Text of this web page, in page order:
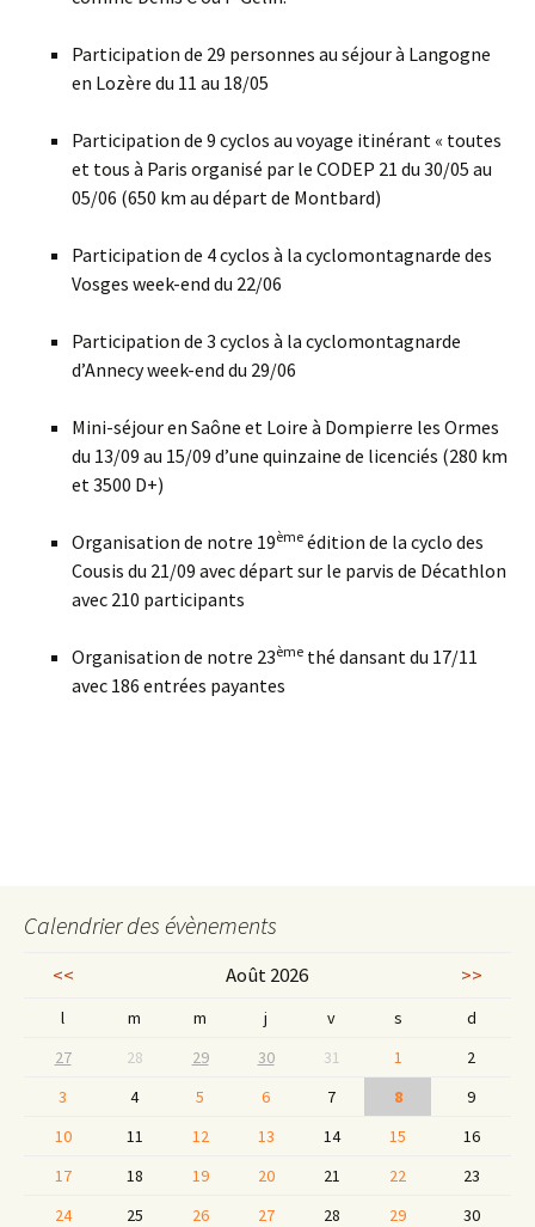
Participation de 29 personnes au séjour à Langogne
en Lozère du 11 au 18/05
Participation de 9 cyclos au voyage itinérant « toutes
et tous à Paris organisé par le CODEP 21 du 30/05 au
05/06 (650 km au départ de Montbard)
Participation de 4 cyclos à la cyclomontagnarde des
Vosges week-end du 22/06
Participation de 3 cyclos à la cyclomontagnarde
d’Annecy week-end du 29/06
Mini-séjour en Saône et Loire à Dompierre les Ormes
du 13/09 au 15/09 d’une quinzaine de licenciés (280 km
et 3500 D+)
Organisation de notre 19ème édition de la cyclo des
Cousis du 21/09 avec départ sur le parvis de Décathlon
avec 210 participants
Organisation de notre 23ème thé dansant du 17/11
avec 186 entrées payantes
Calendrier des évènements
<< Août 2026 >>
l m m j v s
d
27
28 29 30 31 1
2
3
4 5 6 7 8
9
10
11 12 13 14 15
16
17
18 19 20 21 22
23
24
25 26 27 28 29 30